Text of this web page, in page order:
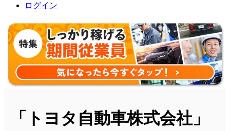
ログイン
「トヨタ自動車株式会社」